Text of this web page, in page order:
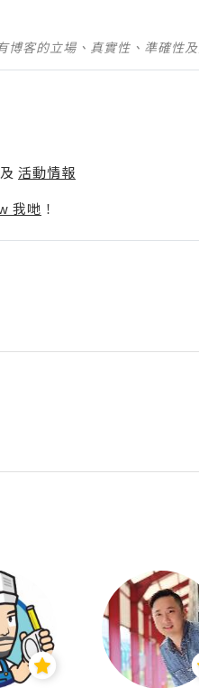
客的立場、真實性、準確性
及 活動情報
我哋 ！